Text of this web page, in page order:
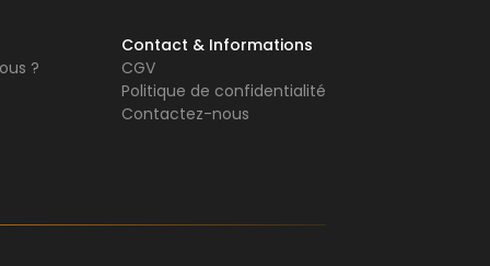
?
Contact & Informations
CGV
Politique de confidentialité
Contactez-nous